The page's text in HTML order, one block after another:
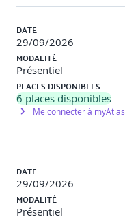
DATE
29/09/2026
MODALITÉ
Présentiel
PLACES DISPONIBLES
6 places disponibles
Me connecter à myAtlas
DATE
29/09/2026
MODALITÉ
Présentiel